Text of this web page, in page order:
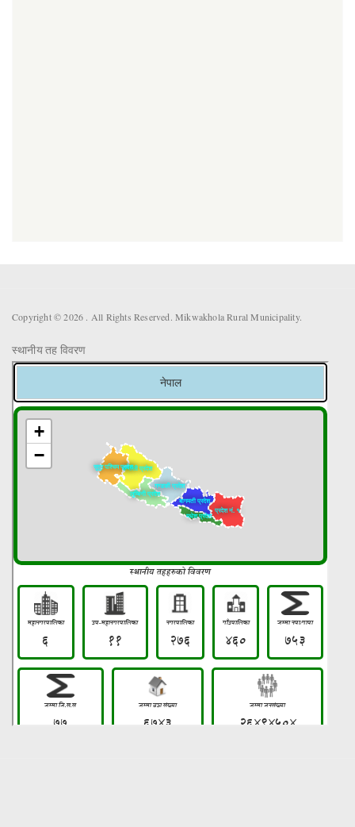
Copyright © 2026 . All Rights Reserved. Mikwakhola Rural Municipality.
स्थानीय तह विवरण